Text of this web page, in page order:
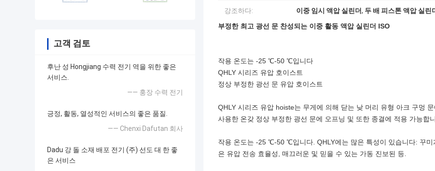
고객 검토
후난 성 Hongjiang 수력 전기 역을 위한 좋은
서비스.
—— 훙장 수력 전기
긍정, 활동, 열성적인 서비스의 좋은 품질.
—— Chenxi Dafutan 회사
Dadu 강 돌 소재 배포 전기 (주) 선도 대 한 좋
은 서비스
강조하다: 이중 임시 액압 실린더, 두 배 피스톤 액압 실린
부정한 최고 광선 문 찬성되는 이중 활동 액압 실린더 ISO
작용 온도는 -25 ℃-50 ℃입니다
QHLY 시리즈 유압 호이스트
정상 부정한 광선 문 유압 호이스트
QHLY 시리즈 유압 hoiste는 무게에 의해 닫는 낮 머리 유형 아크 구멍
사용한 온갖 정상 부정한 광선 문에 오프닝 및 또한 종결에 적용 가능합
작용 온도는 -25 ℃-50 ℃입니다. QHLY에는 많은 특성이 있습니다: 꾸
은 유압 전송 효율성, 매끄러운 및 믿을 수 있는 가동 진보된 등.